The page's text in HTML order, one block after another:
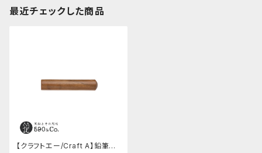
最近チェックした商品
【クラフトエー/Craft A】鉛筆キ